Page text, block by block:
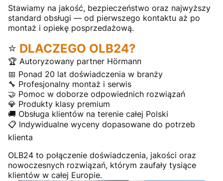
Stawiamy na jakość, bezpieczeństwo oraz najwyższy
standard obsługi — od pierwszego kontaktu aż po
montaż i opiekę posprzedażową.
⭐ DLACZEGO OLB24?
🏆 Autoryzowany partner Hörmann
📅 Ponad 20 lat doświadczenia w branży
🔧 Profesjonalny montaż i serwis
🤝 Pomoc w doborze odpowiednich rozwiązań
💎 Produkty klasy premium
🚚 Obsługa klientów na terenie całej Polski
📋 Indywidualne wyceny dopasowane do potrzeb
klienta
OLB24 to połączenie doświadczenia, jakości oraz
nowoczesnych rozwiązań, którym zaufały tysiące
klientów w całej Europie.